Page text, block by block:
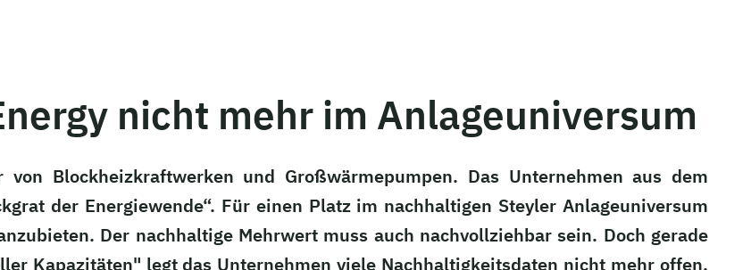
nicht mehr im Anlageuniversum
Blockheizkraftwerken und Großwärmepumpen. Das Unternehmen aus dem
der Energiewende“. Für einen Platz im nachhaltigen Steyler Anlageuniversum
Der nachhaltige Mehrwert muss auch nachvollziehbar sein. Doch gerade
Kapazitäten" legt das Unternehmen viele Nachhaltigkeitsdaten nicht mehr offen.